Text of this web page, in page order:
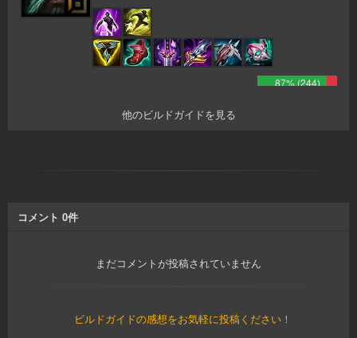
87% (244)
他のビルドガイドを見る
コメント 0件
まだコメントが投稿されていません
ビルドガイドの感想をお気軽に投稿ください！